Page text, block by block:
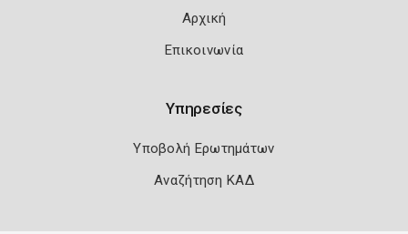
Αρχική
Επικοινωνία
Υπηρεσίες
Υποβολή Ερωτημάτων
Αναζήτηση ΚΑΔ